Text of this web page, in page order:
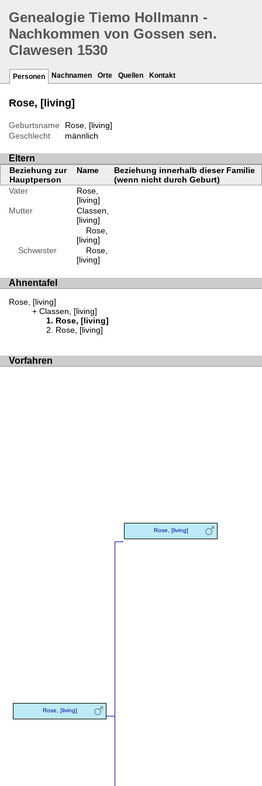
Genealogie Tiemo Hollmann -
Nachkommen von Gossen sen.
Clawesen 1530
Personen Nachnamen Orte Quellen Kontakt
Rose, [living]
Geburtsname
Rose, [living]
Geschlecht
männlich
Eltern
Beziehung zur
Hauptperson
Name
Beziehung innerhalb dieser Familie
(wenn nicht durch Geburt)
Vater
Rose,
[living]
Mutter
Classen,
[living]
Rose,
[living]
Schwester
Rose,
[living]
Ahnentafel
Rose, [living]
Classen, [living]
Rose, [living]
Rose, [living]
Vorfahren
Rose, [living]
Rose, [living]